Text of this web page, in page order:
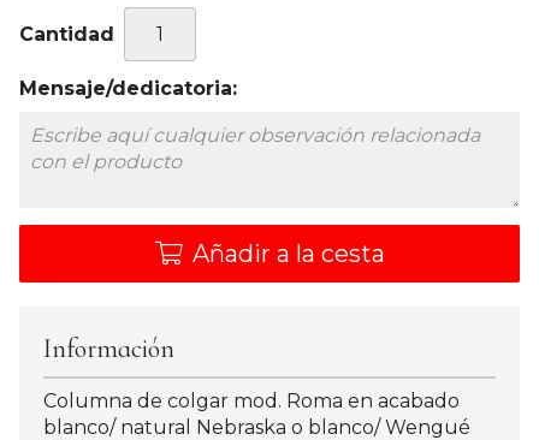
Cantidad
Mensaje/dedicatoria:
Añadir a la cesta
Información
Columna de colgar mod. Roma en acabado
blanco/ natural Nebraska o blanco/ Wengué